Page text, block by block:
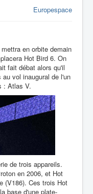
Europespace
en orbite demain
Hot Bird 6. On
fait débat alors qu'il
vol inaugural de l'un
: Atlas V.
de trois appareils.
en 2006, et Hot
(V186). Ces trois Hot
base d'une plate-